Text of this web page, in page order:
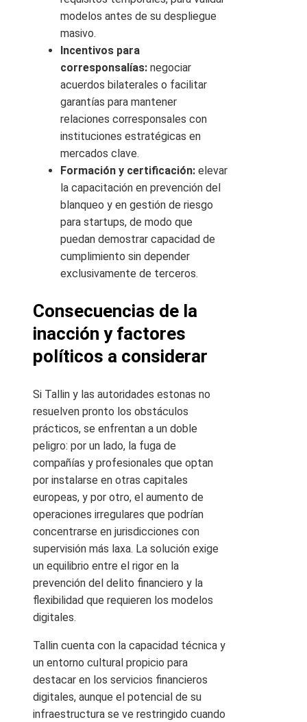
modelos antes de su despliegue
masivo.
Incentivos para
corresponsalías: negociar
acuerdos bilaterales o facilitar
garantías para mantener
relaciones corresponsales con
instituciones estratégicas en
mercados clave.
Formación y certificación: elevar
la capacitación en prevención del
blanqueo y en gestión de riesgo
para startups, de modo que
puedan demostrar capacidad de
cumplimiento sin depender
exclusivamente de terceros.
Consecuencias de la
inacción y factores
políticos a considerar
Si Tallin y las autoridades estonas no
resuelven pronto los obstáculos
prácticos, se enfrentan a un doble
peligro: por un lado, la fuga de
compañías y profesionales que optan
por instalarse en otras capitales
europeas, y por otro, el aumento de
operaciones irregulares que podrían
concentrarse en jurisdicciones con
supervisión más laxa. La solución exige
un equilibrio entre el rigor en la
prevención del delito financiero y la
flexibilidad que requieren los modelos
digitales.
Tallin cuenta con la capacidad técnica y
un entorno cultural propicio para
destacar en los servicios financieros
digitales, aunque el potencial de su
infraestructura se ve restringido cuando